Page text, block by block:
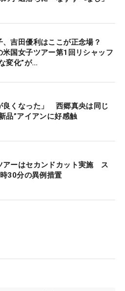
、吉田優利はここが正念場？
米国女子ツアー第1回リシャッフ
変化”が…
良くなった」 西郷真央は同じ
品”アイアンに好感触
アーはセカンドカット実施 ス
30分の異例措置